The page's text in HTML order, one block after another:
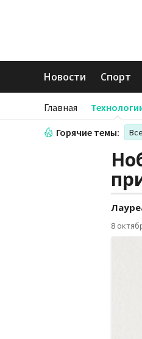
Новости Спорт
Главная
Горячие темы:
8